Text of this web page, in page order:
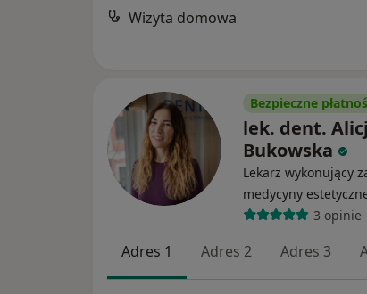
Wizyta domowa
Bezpieczne
lek. dent.
Bukowska
Lekarz wykonujący
medycyny
3 opinie
Adres 1 Adres 2 Adres 3